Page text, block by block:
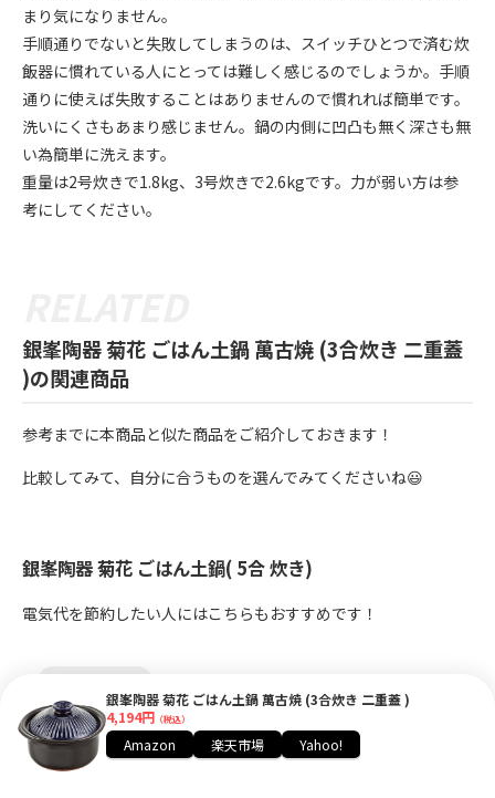
まり気になりません。
手順通りでないと失敗してしまうのは、スイッチひとつで済む炊
飯器に慣れている人にとっては難しく感じるのでしょうか。手順
通りに使えば失敗することはありませんので慣れれば簡単です。
洗いにくさもあまり感じません。鍋の内側に凹凸も無く深さも無
い為簡単に洗えます。
重量は2号炊きで1.8kg、3号炊きで2.6kgです。力が弱い方は参
考にしてください。
銀峯陶器 菊花 ごはん土鍋 萬古焼 (3合炊き 二重蓋
)の関連商品
参考までに本商品と似た商品をご紹介しておきます！
比較してみて、自分に合うものを選んでみてくださいね😃
銀峯陶器 菊花 ごはん土鍋( 5合 炊き)
電気代を節約したい人にはこちらもおすすめです！
✔️ ご飯が簡単に美味しく炊けます。
✔️ 玄米も炊き込みご飯も美味しく炊けちゃいます。
銀峯陶器 菊花 ごはん土鍋 萬古焼 (3合炊き 二重蓋 )
4,194円 （税込）
Amazon 楽天市場 Yahoo!